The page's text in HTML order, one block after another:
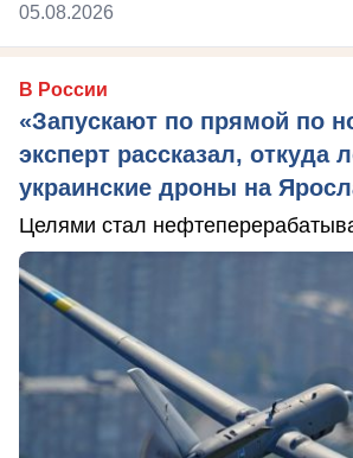
05.08.2026
В России
«Запускают по прямой по
эксперт рассказал, откуда
украинские дроны на
Целями стал